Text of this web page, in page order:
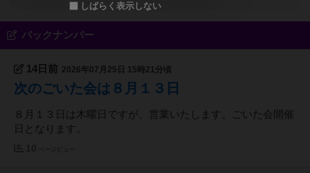
バックナンバー
14日前 2026年07月25日 15時21分頃
次のごいた会は８月１３日
８月１３日は木曜日ですが、営業いたします。ごいた会開催
日となります。
しばらく表示しない